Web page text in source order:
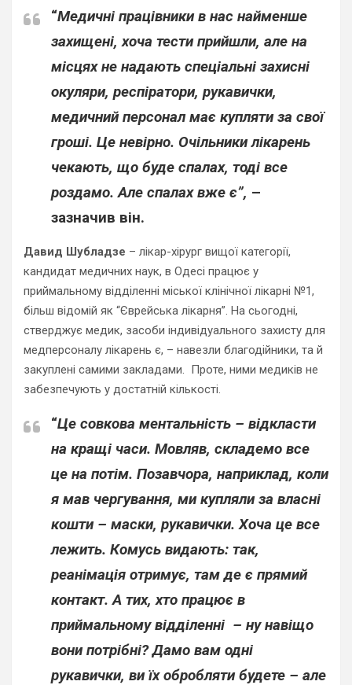
“Медичні працівники в нас найменше
захищені, хоча тести прийшли, але на
місцях не надають спеціальні захисні
окуляри, респіратори, рукавички,
медичний персонал має купляти за свої
гроші. Це невірно. Очільники лікарень
чекають, що буде спалах, тоді все
роздамо. Але спалах вже є”, –
зазначив він.
Давид Шубладзе – лікар-хірург вищої категорії,
кандидат медичних наук, в Одесі працює у
приймальному відділенні міської клінічної лікарні №1,
більш відомій як “Єврейська лікарня”. На сьогодні,
стверджує медик, засоби індивідуального захисту для
медперсоналу лікарень є, – навезли благодійники, та й
закуплені самими закладами. Проте, ними медиків не
забезпечують у достатній кількості.
“Це совкова ментальність – відкласти
на кращі часи. Мовляв, складемо все
це на потім. Позавчора, наприклад, коли
я мав чергування, ми купляли за власні
кошти – маски, рукавички. Хоча це все
лежить. Комусь видають: так,
реанімація отримує, там де є прямий
контакт. А тих, хто працює в
приймальному відділенні – ну навіщо
вони потрібні? Дамо вам одні
рукавички, ви їх обробляти будете – але